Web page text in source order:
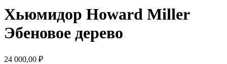
Хьюмидор Howard Miller
Эбеновое дерево
24 000,00 ₽